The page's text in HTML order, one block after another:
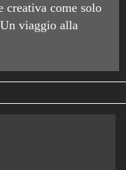
creativa come solo
viaggio alla